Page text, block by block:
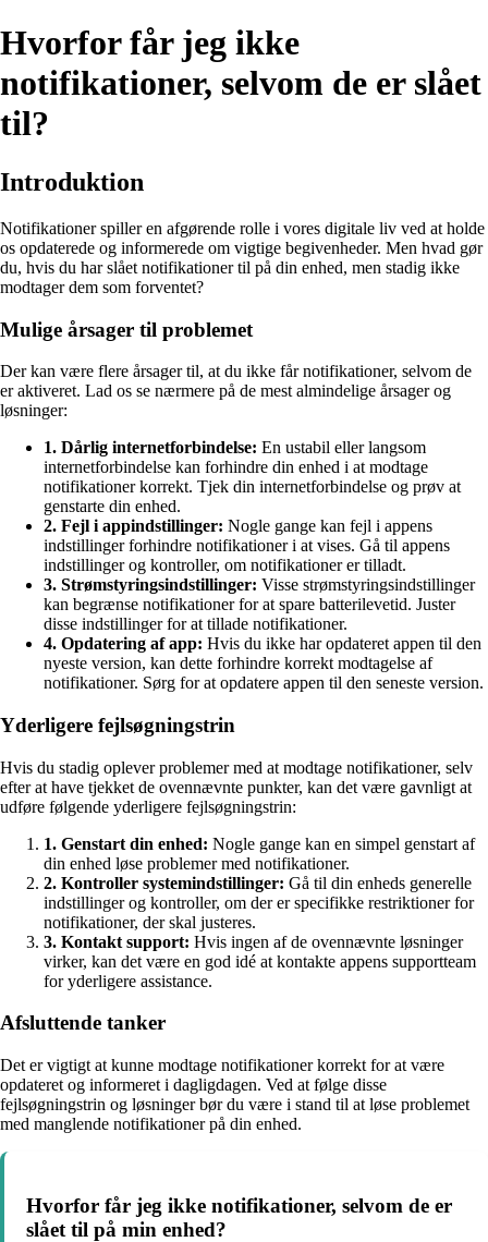
Hvorfor får jeg ikke
notifikationer, selvom de er slået
til?
Introduktion
Notifikationer spiller en afgørende rolle i vores digitale liv ved at holde
os opdaterede og informerede om vigtige begivenheder. Men hvad gør
du, hvis du har slået notifikationer til på din enhed, men stadig ikke
modtager dem som forventet?
Mulige årsager til problemet
Der kan være flere årsager til, at du ikke får notifikationer, selvom de
er aktiveret. Lad os se nærmere på de mest almindelige årsager og
løsninger:
1. Dårlig internetforbindelse: En ustabil eller langsom
internetforbindelse kan forhindre din enhed i at modtage
notifikationer korrekt. Tjek din internetforbindelse og prøv at
genstarte din enhed.
2. Fejl i appindstillinger: Nogle gange kan fejl i appens
indstillinger forhindre notifikationer i at vises. Gå til appens
indstillinger og kontroller, om notifikationer er tilladt.
3. Strømstyringsindstillinger: Visse strømstyringsindstillinger
kan begrænse notifikationer for at spare batterilevetid. Juster
disse indstillinger for at tillade notifikationer.
4. Opdatering af app: Hvis du ikke har opdateret appen til den
nyeste version, kan dette forhindre korrekt modtagelse af
notifikationer. Sørg for at opdatere appen til den seneste version.
Yderligere fejlsøgningstrin
Hvis du stadig oplever problemer med at modtage notifikationer, selv
efter at have tjekket de ovennævnte punkter, kan det være gavnligt at
udføre følgende yderligere fejlsøgningstrin:
1. Genstart din enhed: Nogle gange kan en simpel genstart af
din enhed løse problemer med notifikationer.
2. Kontroller systemindstillinger: Gå til din enheds generelle
indstillinger og kontroller, om der er specifikke restriktioner for
notifikationer, der skal justeres.
3. Kontakt support: Hvis ingen af de ovennævnte løsninger
virker, kan det være en god idé at kontakte appens supportteam
for yderligere assistance.
Afsluttende tanker
Det er vigtigt at kunne modtage notifikationer korrekt for at være
opdateret og informeret i dagligdagen. Ved at følge disse
fejlsøgningstrin og løsninger bør du være i stand til at løse problemet
med manglende notifikationer på din enhed.
Hvorfor får jeg ikke notifikationer, selvom de er
slået til på min enhed?